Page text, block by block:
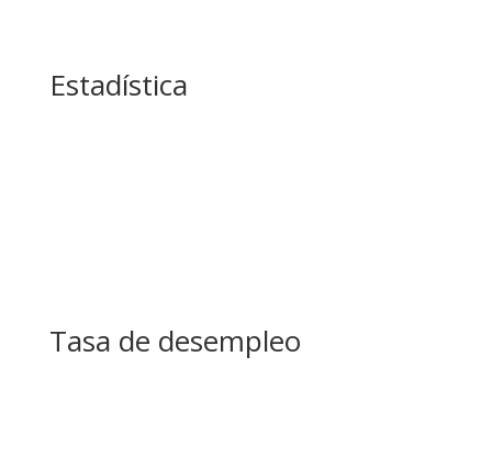
Estadística
Tasa de desempleo